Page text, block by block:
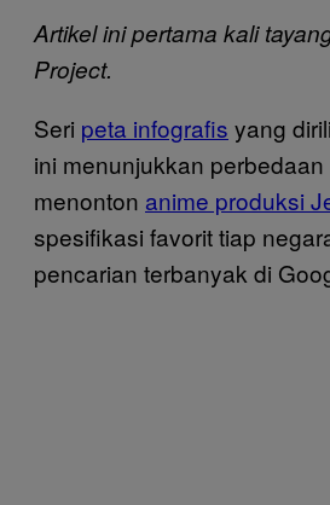
Artikel ini pertama kali
Project.
Seri peta infografis yang
ini menunjukkan
menonton anime produksi
spesifikasi favorit tiap
pencarian terbanyak di